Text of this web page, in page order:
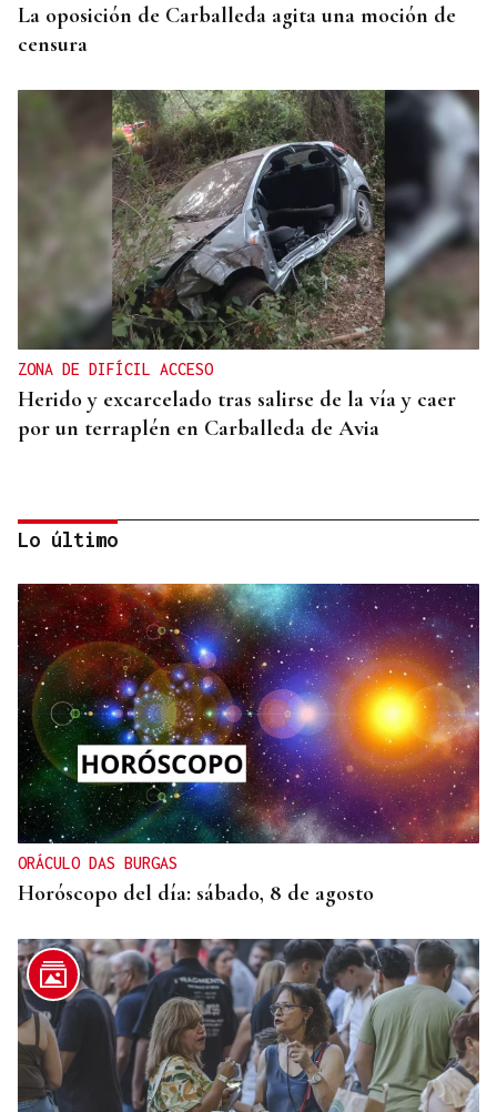
La oposición de Carballeda agita una moción de
censura
ZONA DE DIFÍCIL ACCESO
Herido y excarcelado tras salirse de la vía y caer
por un terraplén en Carballeda de Avia
"NON Á FUSIÓN"
Galería | Carballeda de Avia se rebela contra la
fusión con Ribadavia: "Traidores"
Lo último
ORÁCULO DAS BURGAS
Horóscopo del día: sábado, 8 de agosto